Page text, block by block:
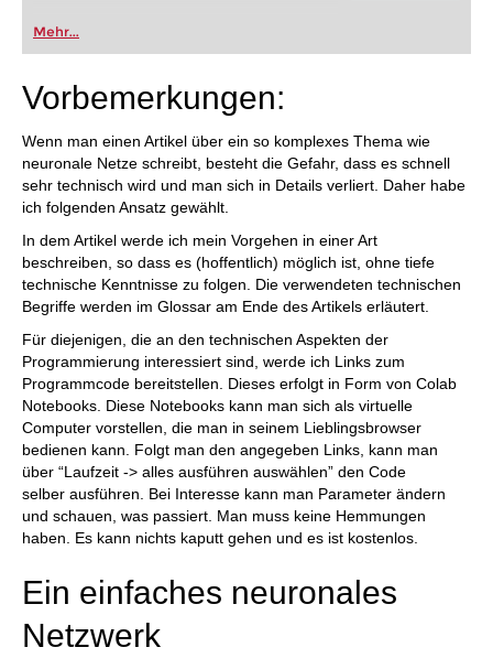
Mehr...
Vorbemerkungen:
Wenn man einen Artikel über ein so komplexes Thema wie
neuronale Netze schreibt, besteht die Gefahr, dass es schnell
sehr technisch wird und man sich in Details verliert. Daher habe
ich folgenden Ansatz gewählt.
In dem Artikel werde ich mein Vorgehen in einer Art
beschreiben, so dass es (hoffentlich) möglich ist, ohne tiefe
technische Kenntnisse zu folgen. Die verwendeten technischen
Begriffe werden im Glossar am Ende des Artikels erläutert.
Für diejenigen, die an den technischen Aspekten der
Programmierung interessiert sind, werde ich Links zum
Programmcode bereitstellen. Dieses erfolgt in Form von Colab
Notebooks. Diese Notebooks kann man sich als virtuelle
Computer vorstellen, die man in seinem Lieblingsbrowser
bedienen kann. Folgt man den angegeben Links, kann man
über “Laufzeit -> alles ausführen auswählen” den Code
selber ausführen. Bei Interesse kann man Parameter ändern
und schauen, was passiert. Man muss keine Hemmungen
haben. Es kann nichts kaputt gehen und es ist kostenlos.
Ein einfaches neuronales
Netzwerk